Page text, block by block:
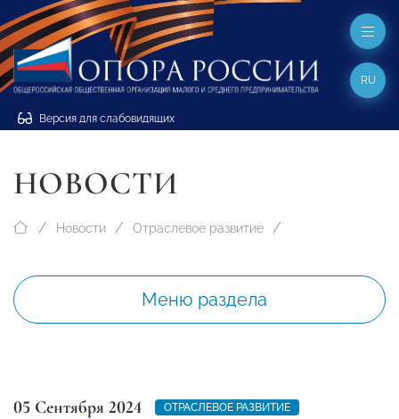
Версия для слабовидящих
RU
НОВОСТИ
Новости Отраслевое развитие
Меню раздела
05 Сентября 2024
ОТРАСЛЕВОЕ РАЗВИТИЕ